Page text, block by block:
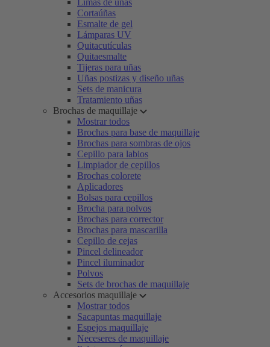
Limas de uñas
Cortaúñas
Esmalte de gel
Lámparas UV
Quitacutículas
Quitaesmalte
Tijeras para uñas
Uñas postizas y diseño uñas
Sets de manicura
Tratamiento uñas
Brochas de maquillaje
Mostrar todos
Brochas para base de maquillaje
Brochas para sombras de ojos
Cepillo para labios
Limpiador de cepillos
Brochas colorete
Aplicadores
Bolsas para cepillos
Brocha para polvos
Brochas para corrector
Brochas para mascarilla
Cepillo de cejas
Pincel delineador
Pincel iluminador
Polvos
Sets de brochas de maquillaje
Accesorios maquillaje
Mostrar todos
Sacapuntas maquillaje
Espejos maquillaje
Neceseres de maquillaje